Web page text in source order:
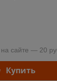
сайте — 20
Купить